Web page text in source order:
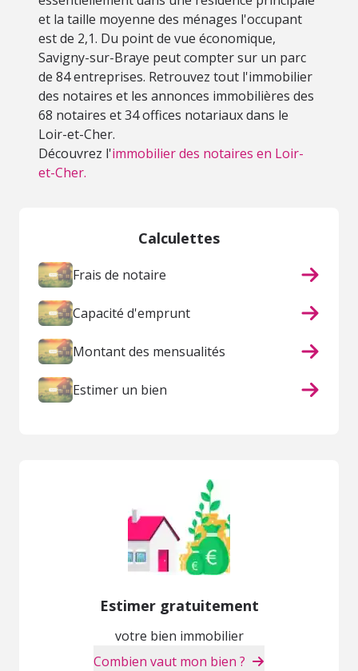
et la taille moyenne des ménages l'occupant
est de 2,1. Du point de vue économique,
Savigny-sur-Braye peut compter sur un parc
de 84 entreprises. Retrouvez tout l'immobilier
des notaires et les annonces immobilières des
68 notaires et 34 offices notariaux dans le
Loir-et-Cher.
Découvrez l'immobilier des notaires en Loir-
et-Cher.
Calculettes
Frais de notaire
Capacité d'emprunt
Montant des mensualités
Estimer un bien
Estimer gratuitement
votre bien immobilier
Combien vaut mon bien ?